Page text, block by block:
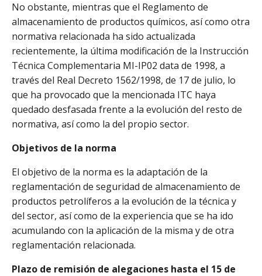
No obstante, mientras que el Reglamento de
almacenamiento de productos químicos, así como otra
normativa relacionada ha sido actualizada
recientemente, la última modificación de la Instrucción
Técnica Complementaria MI-IP02 data de 1998, a
través del Real Decreto 1562/1998, de 17 de julio, lo
que ha provocado que la mencionada ITC haya
quedado desfasada frente a la evolución del resto de
normativa, así como la del propio sector.
Objetivos de la norma
El objetivo de la norma es la adaptación de la
reglamentación de seguridad de almacenamiento de
productos petrolíferos a la evolución de la técnica y
del sector, así como de la experiencia que se ha ido
acumulando con la aplicación de la misma y de otra
reglamentación relacionada.
Plazo de remisión de alegaciones hasta el 15 de